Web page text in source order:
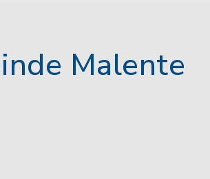
Malente